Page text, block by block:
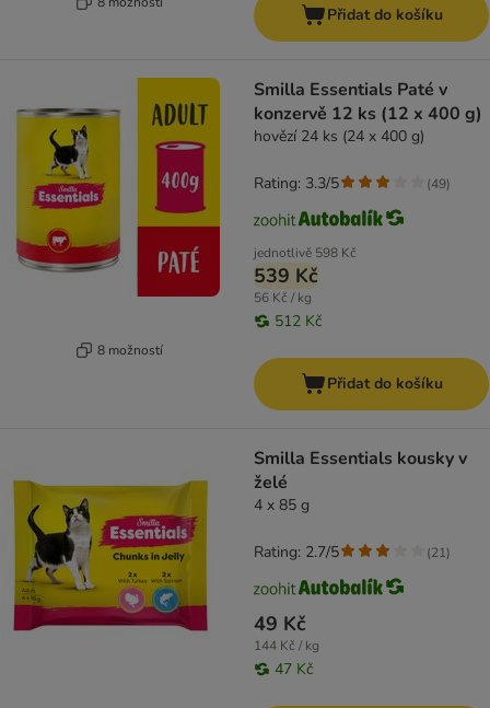
Přidat do košíku
8 možností
Smilla Essentials Paté v
konzervě 12 ks (12 x 400 g)
hovězí 24 ks (24 x 400 g)
jednotlivě 598 Kč
539 Kč
56 Kč / kg
512 Kč
Rating: 3.3/5 (49)
Přidat do košíku
Smilla Essentials kousky v
želé
4 x 85 g
49 Kč
144 Kč / kg
47 Kč
Rating: 2.7/5 (21)